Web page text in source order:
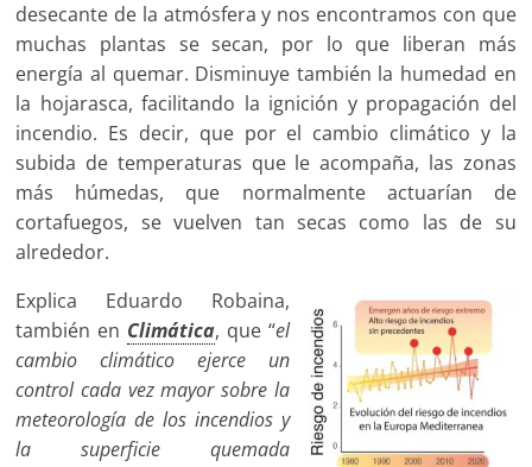
desecante de la atmósfera y nos encontramos con que
muchas plantas se secan, por lo que liberan más
energía al quemar. Disminuye también la humedad en
la hojarasca, facilitando la ignición y propagación del
incendio. Es decir, que por el cambio climático y la
subida de temperaturas que le acompaña, las zonas
más húmedas, que normalmente actuarían de
cortafuegos, se vuelven tan secas como las de su
alrededor.
Explica Eduardo Robaina,
también en Climática, que “el
cambio climático ejerce un
control cada vez mayor sobre la
meteorología de los incendios y
la superficie quemada